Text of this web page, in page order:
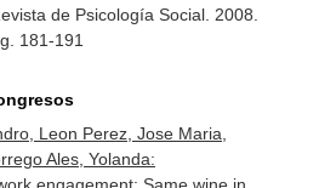
de Psicología Social. 2008.
181-191
Leon Perez, Jose Maria,
Ales, Yolanda: